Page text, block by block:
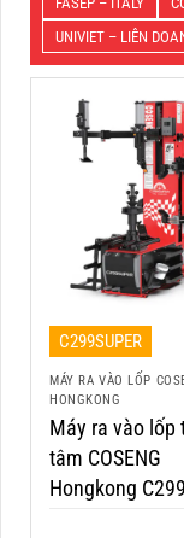
UNIVIET – LIÊN
C299SUPER
MÁY RA VÀO LỐP
HONGKONG
Máy ra vào lốp
tâm COSENG
Hongkong